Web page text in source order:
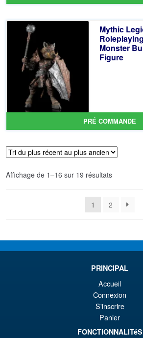
Mythic
Monster
Figure
PRÉ COMMANDE
Affichage de 1–16 sur 19 résultatsTrié
récent
ancien
1 2
PRINCIPAL
Accueil
Connexion
S'inscrire
Panier
FONCTIONNALITéS